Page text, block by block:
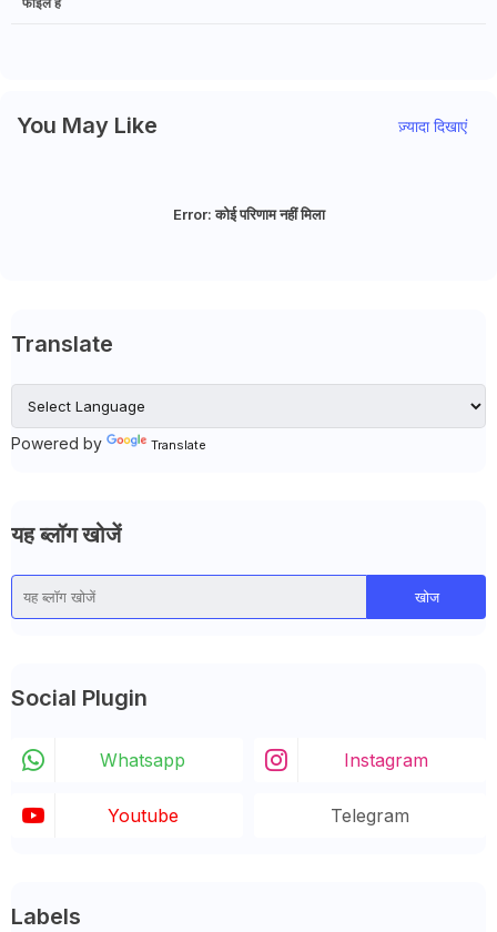
You May Like ज़्यादा दिखाएं
Error:कोई परिणाम नहीं मिला
Translate
Powered by Translate
यह ब्लॉग खोजें
Social Plugin
Whatsapp Instagram
Youtube Telegram
Labels